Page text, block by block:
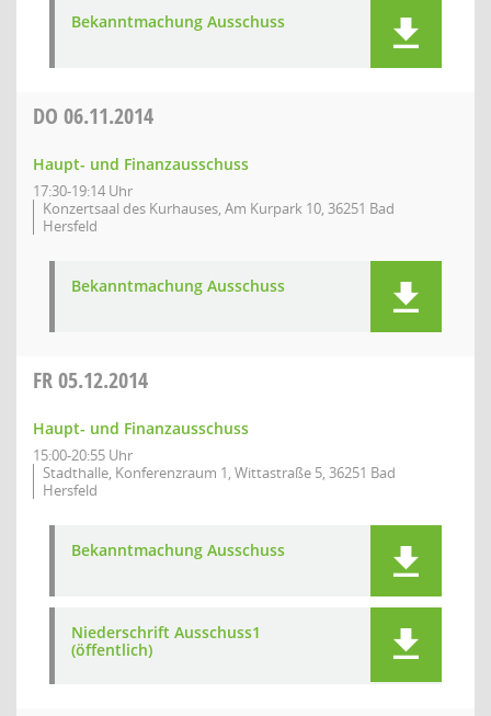
Bekanntmachung Ausschuss
DO 06.11.2014
Haupt- und Finanzausschuss
17:30-19:14 Uhr
Konzertsaal des Kurhauses, Am Kurpark 10, 36251 Bad
Hersfeld
Bekanntmachung Ausschuss
FR05.12.2014
Haupt- und Finanzausschuss
15:00-20:55 Uhr
Stadthalle, Konferenzraum 1, Wittastraße 5, 36251 Bad
Hersfeld
Bekanntmachung Ausschuss
Niederschrift Ausschuss1
(öffentlich)